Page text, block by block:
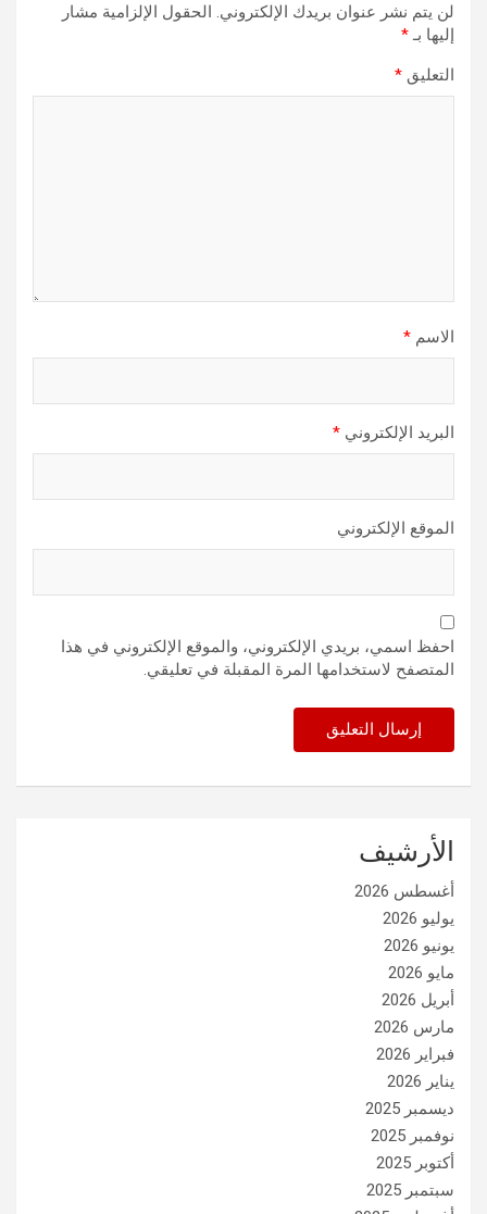
لن يتم نشر عنوان بريدك الإلكتروني. الحقول الإلزامية مشار
إليها بـ*
التعليق *
الاسم *
البريد الإلكتروني *
الموقع الإلكتروني
احفظ اسمي، بريدي الإلكتروني، والموقع الإلكتروني في هذا
المتصفح لاستخدامها المرة المقبلة في تعليقي.
الأرشيف
أغسطس 2026
يوليو 2026
يونيو 2026
مايو 2026
أبريل 2026
مارس 2026
فبراير 2026
يناير 2026
ديسمبر 2025
نوفمبر 2025
أكتوبر 2025
سبتمبر 2025